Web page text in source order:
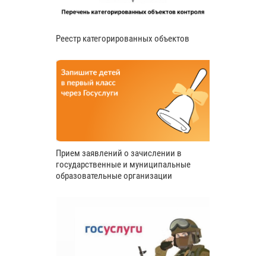
Реестр категорированных объектов
Прием заявлений о зачислении в
государственные и муниципальные
образовательные организации